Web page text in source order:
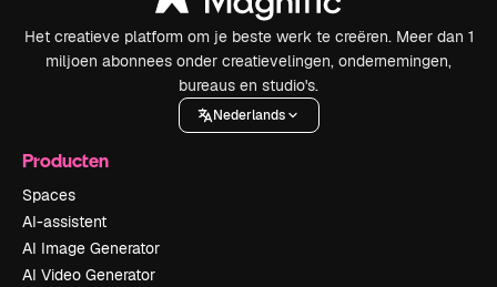
Het creatieve platform om je beste werk te creëren. Meer dan 1
miljoen abonnees onder creatievelingen, ondernemingen,
bureaus en studio's.
Nederlands
Producten
Spaces
AI-assistent
AI Image Generator
AI Video Generator